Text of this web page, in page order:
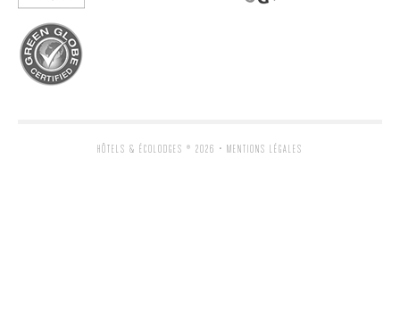
HÔTELS & ÉCOLODGES ® 2026 • MENTIONS LÉGALES